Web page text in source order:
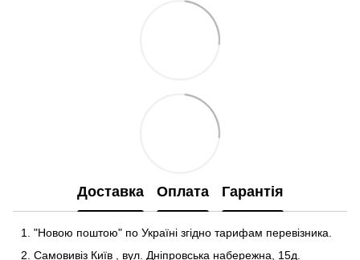
Доставка Оплата Гарантія
"Новою поштою" по Україні згідно тарифам перевізника.
Самовивіз Київ
вул. Дніпровська набережна , 15д